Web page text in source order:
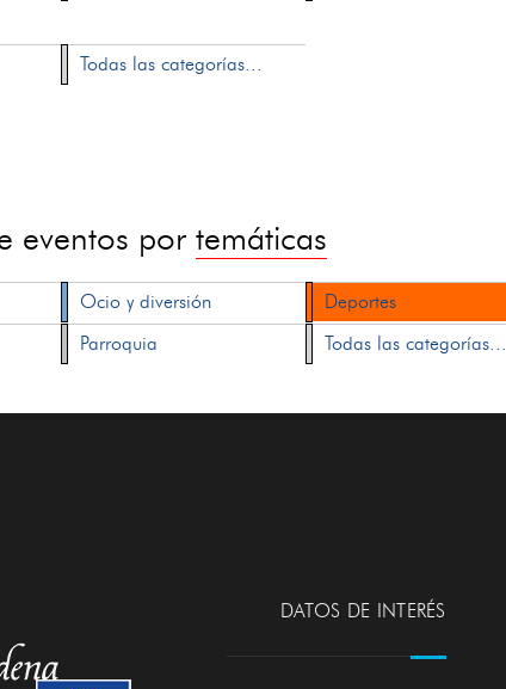
Todas las categorías...
eventos portemáticas
Ocio y diversión Deportes
Parroquia Todas las categorías...
DATOS DE INTERÉS